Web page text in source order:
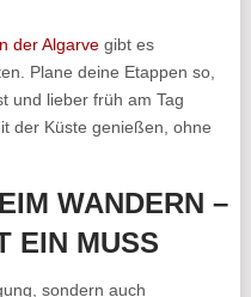
der Algarvegibt es
Plane deine Etappen so,
und lieber früh am Tag
der Küste genießen, ohne
WANDERN –
EIN MUSS
sondern auch